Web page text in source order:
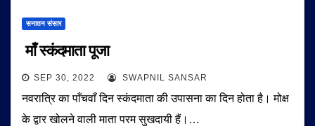
सनातन संसार
माँ स्कंदमाता पूजा
SEP 30, 2022 SWAPNIL SANSAR
नवरात्रि का पाँचवाँ दिन स्कंदमाता की उपासना का दिन होता है। मोक्ष
के द्वार खोलने वाली माता परम सुखदायी हैं।…